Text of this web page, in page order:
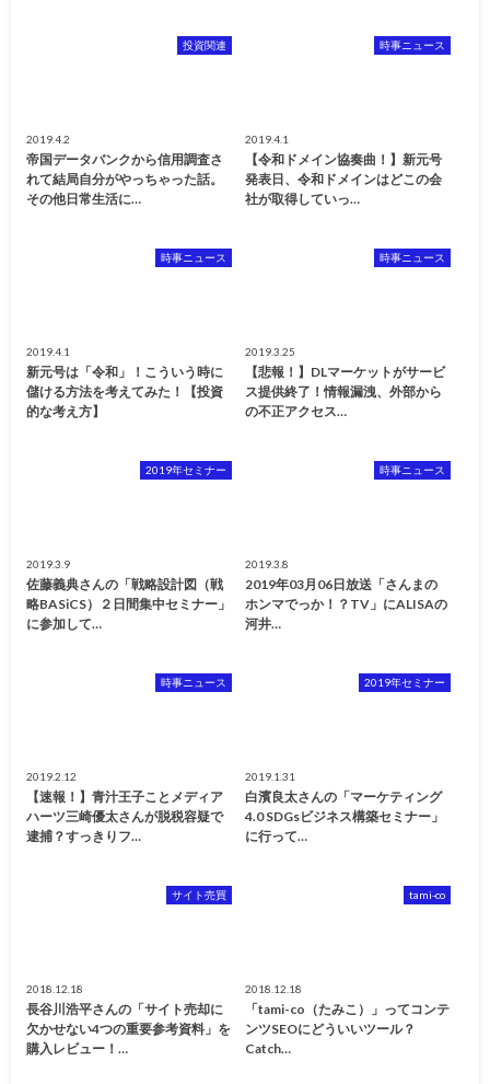
投資関連
2019.4.2
帝国データバンクから信用調査さ
れて結局自分がやっちゃった話。
その他日常生活に…
時事ニュース
2019.4.1
【令和ドメイン協奏曲！】新元号
発表日、令和ドメインはどこの会
社が取得していっ…
時事ニュース
2019.4.1
新元号は「令和」！こういう時に
儲ける方法を考えてみた！【投資
的な考え方】
時事ニュース
2019.3.25
【悲報！】DLマーケットがサービ
ス提供終了！情報漏洩、外部から
の不正アクセス…
2019年セミナー
2019.3.9
佐藤義典さんの「戦略設計図（戦
略BASiCS）２日間集中セミナー」
に参加して…
時事ニュース
2019.3.8
2019年03月06日放送「さんまの
ホンマでっか！？TV」にALISAの
河井…
時事ニュース
2019.2.12
【速報！】青汁王子ことメディア
ハーツ三崎優太さんが脱税容疑で
逮捕？すっきりフ…
2019年セミナー
2019.1.31
白濱良太さんの「マーケティング
4.0 SDGsビジネス構築セミナー」
に行って…
サイト売買
2018.12.18
長谷川浩平さんの「サイト売却に
欠かせない4つの重要参考資料」を
購入レビュー！…
tami-co
2018.12.18
「tami-co（たみこ）」ってコンテ
ンツSEOにどういいツール？
Catch…